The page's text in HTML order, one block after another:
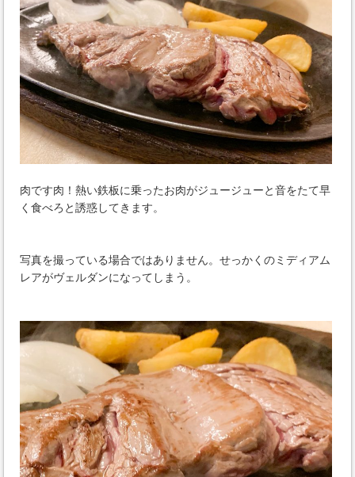
肉です肉！熱い鉄板に乗ったお肉がジュージューと音をたて早
く食べろと誘惑してきます。
写真を撮っている場合ではありません。せっかくのミディアム
レアがヴェルダンになってしまう。